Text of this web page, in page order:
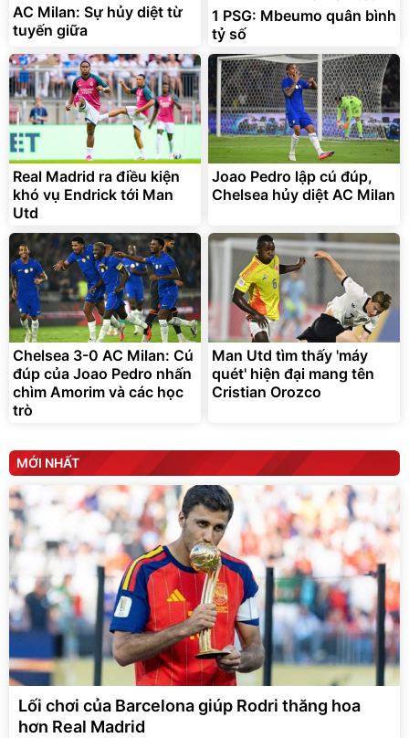
Flash Sale
Lót ghế ôtô, nâng lưng
chống nóng giúp thoải mái
trong di chuyển
295.000
Đã bán nhiều
AC Milan: Sự hủy diệt từ
tuyến giữa
1 PSG: Mbeumo quân bình
tỷ số
Real Madrid ra điều kiện
khó vụ Endrick tới Man
Utd
Joao Pedro lập cú đúp,
Chelsea hủy diệt AC Milan
Chelsea 3-0 AC Milan: Cú
đúp của Joao Pedro nhấn
chìm Amorim và các học
trò
Man Utd tìm thấy 'máy
quét' hiện đại mang tên
Cristian Orozco
MỚI NHẤT
Lối chơi của Barcelona giúp Rodri thăng hoa
hơn Real Madrid